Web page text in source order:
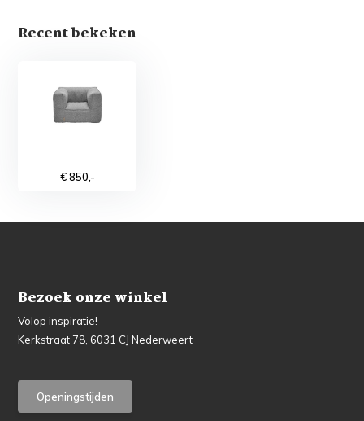
Recent bekeken
€ 850,-
Bezoek onze winkel
Volop inspiratie!
Kerkstraat 78, 6031 CJ Nederweert
Openingstijden